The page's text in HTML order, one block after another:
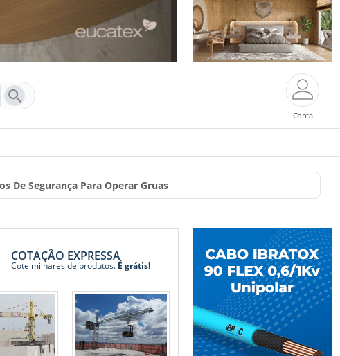
Conta
De Segurança Para Operar Gruas
COTAÇÃO EXPRESSA
Cote milhares de produtos.É grátis!